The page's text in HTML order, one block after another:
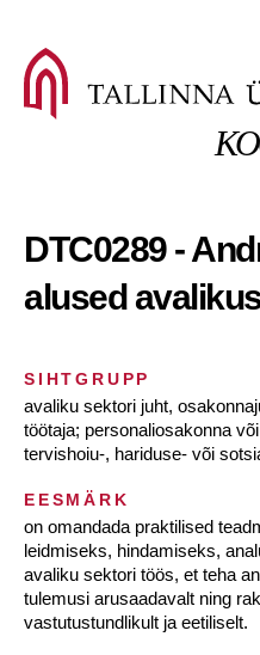
DTC0289 -
alused
SIHTGRUPP
avaliku sektori juht,
töötaja; personaliosakonna
tervishoiu-, hariduse- või
EESMÄRK
on omandada praktilised
leidmiseks, hindamiseks,
avaliku sektori töös, et teha
tulemusi arusaadavalt ning
vastutustundlikult ja eetiliselt.